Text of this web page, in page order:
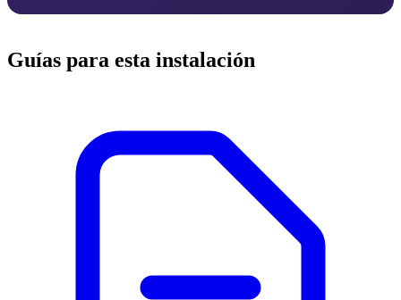
Guías para esta instalación